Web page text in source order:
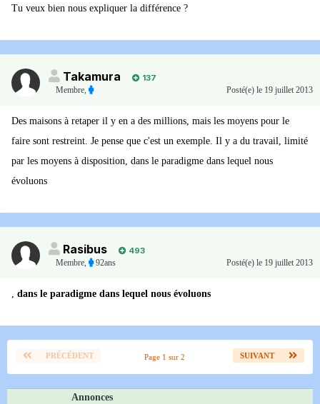
Tu veux bien nous expliquer la différence ?
Takamura
137
Membre, Posté(e) le 19 juillet 2013
Des maisons à retaper il y en a des millions, mais les moyens pour le
faire sont restreint. Je pense que c'est un exemple. Il y a du travail, limité
par les moyens à disposition, dans le paradigme dans lequel nous
évoluons
Rasibus
493
Membre, 92ans Posté(e) le 19 juillet 2013
, dans le paradigme dans lequel nous évoluons
PRÉCÉDENT SUIVANT
Page 1 sur 2
Annonces